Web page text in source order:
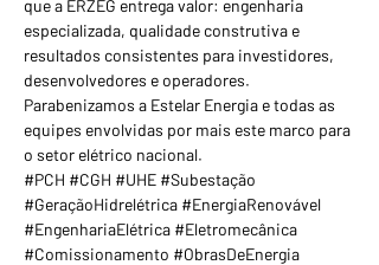
que a ERZEG entrega valor: engenharia
especializada, qualidade construtiva e
resultados consistentes para investidores,
desenvolvedores e operadores.
Parabenizamos a Estelar Energia e todas as
equipes envolvidas por mais este marco para
o setor elétrico nacional.
#PCH #CGH #UHE #Subestação
#GeraçãoHidrelétrica #EnergiaRenovável
#EngenhariaElétrica #Eletromecânica
#Comissionamento #ObrasDeEnergia